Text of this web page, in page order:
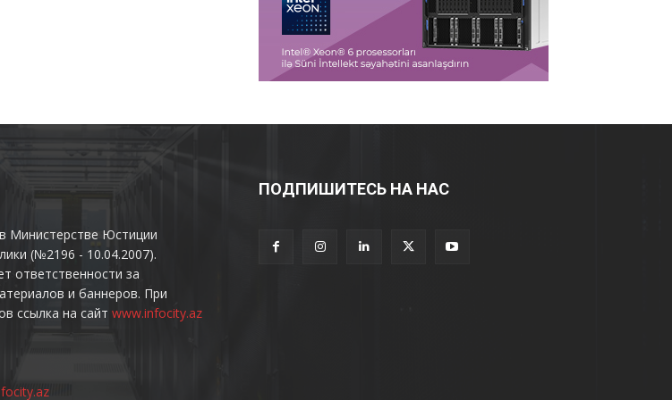
Министерстве Юстиции
(№2196 - 10.04.2007).
ответственности за
и баннеров. При
ссылка на сайт www.infocity.az
ПОДПИШИТЕСЬ НА НАС